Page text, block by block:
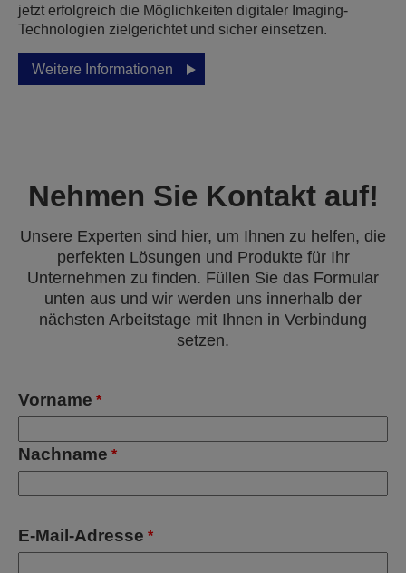
jetzt erfolgreich die Möglichkeiten digitaler Imaging-
Technologien zielgerichtet und sicher einsetzen.
Weitere Informationen
Nehmen Sie Kontakt auf!
Unsere Experten sind hier, um Ihnen zu helfen, die
perfekten Lösungen und Produkte für Ihr
Unternehmen zu finden. Füllen Sie das Formular
unten aus und wir werden uns innerhalb der
nächsten Arbeitstage mit Ihnen in Verbindung
setzen.
Vorname *
Nachname *
E-Mail-Adresse *